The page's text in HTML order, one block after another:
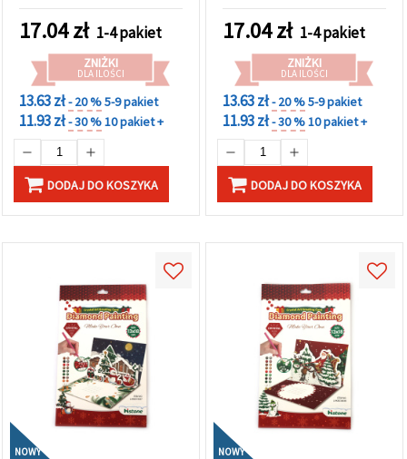
Ustawieniach,
wybierając
dany typ
plików
cookie i
klikając
przycisk
"Zapisz"
Akceptuj
wszystkie
cm, idealna na życzenia i
kreatywny prezent
LHKBC14648
17.04zł 1-4 pakiet
ZNIŻKI
DLA ILOŚCI
13.63 zł- 20 %5-9 pakiet
11.93 zł- 30 %10 pakiet +
DODAJ DO KOSZYKA
prezent LHKBC14655
17.04zł 1-4 pakiet
ZNIŻKI
DLA ILOŚCI
13.63 zł- 20 %5-9 pakiet
11.93 zł- 30 %10 pakiet +
DODAJ DO KOSZYKA
NOWY NOWY